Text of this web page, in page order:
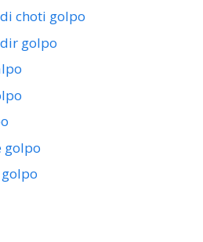
choti golpo
golpo
golpo